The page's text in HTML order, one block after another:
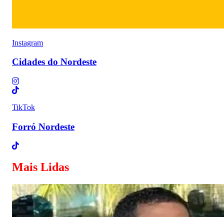
Instagram
Cidades do Nordeste
TikTok
Forró Nordeste
Mais Lidas